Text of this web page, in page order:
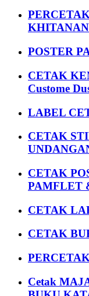
POSTER
CETAK
Custome
LABEL
CETAK
CETAK
PAMFLET
CETAK
CETAK
Cetak